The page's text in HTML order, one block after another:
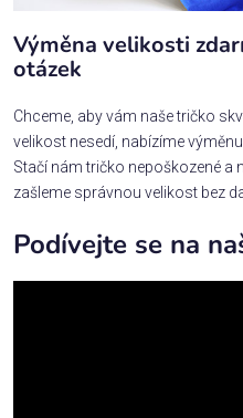
Výměna velikosti
otázek
Chceme, aby vám naše tričko
velikost nesedí, nabízíme
Stačí nám tričko nepoškozené a
zašleme správnou velikost bez
Podívejte se na